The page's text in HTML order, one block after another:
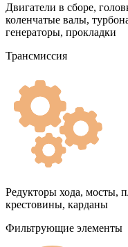
Двигатели в сборе,
коленчатые валы,
генераторы, прокладки
Трансмиссия
Редукторы хода, мосты,
крестовины, карданы
Фильтрующие элементы